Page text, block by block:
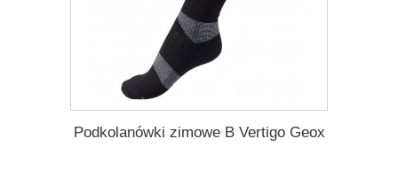
Podkolanówki zimowe B Vertigo Geox